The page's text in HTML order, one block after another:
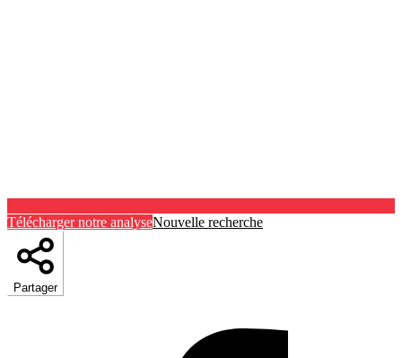
Télécharger notre analyseNouvelle recherche
Partager